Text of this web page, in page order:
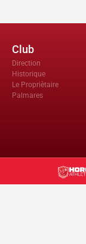
Club
Direction
Historique
Le Propriètaire
Palmares